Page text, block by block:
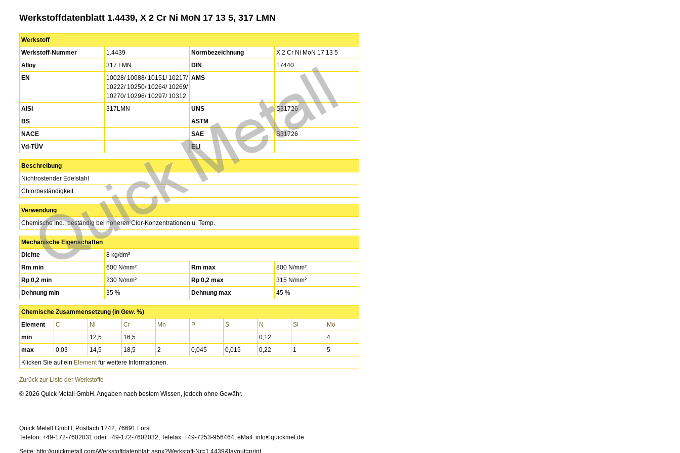
Werkstoffdatenblatt 1.4439, X 2 Cr Ni MoN 17 13 5, 317 LMN
Werkstoff
Werkstoff-Nummer
1.4439 Normbezeichnung
X 2 Cr Ni MoN 17 13 5
Alloy
317 LMN DIN
17440
EN
10028/ 10088/ 10151/ 10217/
10222/ 10250/ 10264/ 10269/
10270/ 10296/ 10297/ 10312
AMS
AISI 317LMN UNS
S31726
BS
ASTM
NACE
SAE
S31726
Vd-TÜV
ELI
Beschreibung
Nichtrostender Edelstahl
Chlorbeständigkeit
Verwendung
Chemische Ind., beständig bei höheren Clor-Konzentrationen u. Temp.
Mechanische Eigenschaften
Dichte
8 kg/dm³
Rm min
600 N/mm² Rm max
800 N/mm²
Rp 0,2 min
230 N/mm² Rp 0,2 max
315 N/mm²
Dehnung min
35 % Dehnung max 45 %
Chemische Zusammensetzung (in Gew. %)
Element
C Ni Cr Mn P S N Si
Mo
min
12,5 16,5 0,12
4
max
0,03 14,5 18,5 2 0,045 0,015 0,22 1
5
Klicken Sie auf ein Elementfür weitere Informationen.
Zurück zur Liste der Werkstoffe
© 2026 Quick Metall GmbH. Angaben nach bestem Wissen, jedoch ohne Gewähr.
Quick Metall GmbH, Postfach 1242, 76691 Forst
Telefon: +49-172-7602031 oder +49-172-7602032, Telefax: +49-7253-956464, eMail: info
quickmet.de
Seite: http://quickmetall.com/Werkstoffdatenblatt.aspx?Werkstoff-Nr=1.4439&layout=print